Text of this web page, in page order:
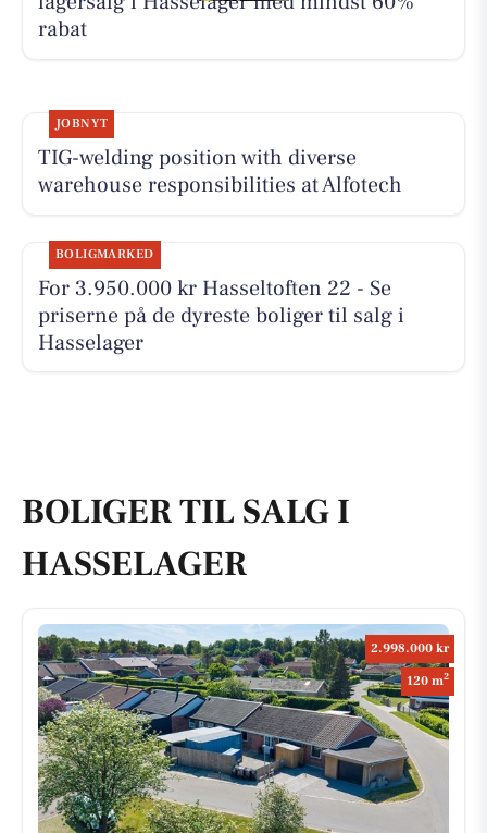
rabat
JOBNYT
TIG-welding position with diverse
warehouse responsibilities at Alfotech
BOLIGMARKED
For 3.950.000 kr Hasseltoften 22 - Se
priserne på de dyreste boliger til salg i
Hasselager
BOLIGER TIL SALG I
HASSELAGER
2.998.000 kr
120 m2